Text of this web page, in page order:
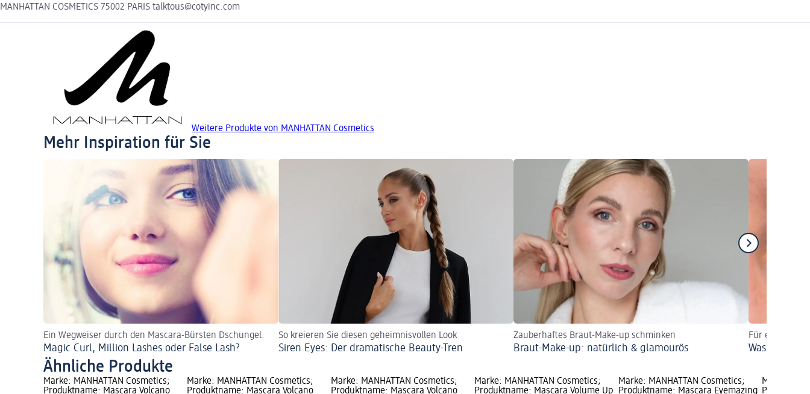
MANHATTAN COSMETICS 75002 PARIS talktous@cotyinc.com
Weitere Produkte von MANHATTAN Cosmetics
Mehr Inspiration für Sie
Ein Wegweiser durch den Mascara-Bürsten Dschungel.
Magic Curl, Million Lashes oder False Lash?
So kreieren Sie diesen geheimnisvollen Look
Siren Eyes: Der dramatische Beauty-Tren
Zauberhaftes Braut-Make-up schminken
Braut-Make-up: natürlich & glamourös
Für einen
Wasserfeste
Ähnliche Produkte
Marke: MANHATTAN Cosmetics;
Produktname: Mascara Volcano
Marke: MANHATTAN Cosmetics;
Produktname: Mascara Volcano
Marke: MANHATTAN Cosmetics;
Produktname: Mascara Volcano
Marke: MANHATTAN Cosmetics;
Produktname: Mascara Volume Up
Marke: MANHATTAN Cosmetics;
Produktname: Mascara Eyemazing
Marke: